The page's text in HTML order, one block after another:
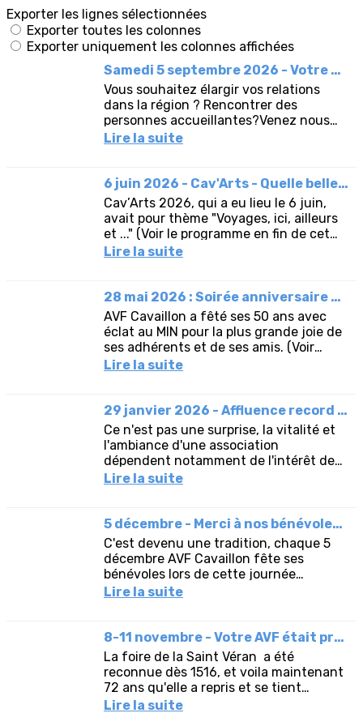
Exporter les lignes sélectionnées
Exporter toutes les colonnes
Exporter uniquement les colonnes affichées
Samedi 5 septembre 2026 - Votre AVF à la journée des associations
Vous souhaitez élargir vos relations
dans la région ? Rencontrer des
personnes accueillantes?Venez nous
rendre visite pour découvrir AVF
Lire la suite
6 juin 2026 - Cav'Arts - Quelle belle journée !
Cav’Arts 2026, qui a eu lieu le 6 juin,
avait pour thème "Voyages, ici, ailleurs
et ..." (Voir le programme en fin de cet
article).Trente-cinq écrivains, deux
Lire la suite
28 mai 2026 : Soirée anniversaire des 50 ans d'AVF Cavaillon
AVF Cavaillon a fêté ses 50 ans avec
éclat au MIN pour la plus grande joie de
ses adhérents et de ses amis. (Voir
aussi La Provence).La soirée a été
Lire la suite
29 janvier 2026 - Affluence record à l'Assemblée générale d'AVF Cavaillon.
Ce n'est pas une surprise, la vitalité et
l'ambiance d'une association
dépendent notamment de l'intérêt de
ses adhérents pour son bon
Lire la suite
5 décembre - Merci à nos bénévoles (Journée mondiale du bénévolat)
C'est devenu une tradition, chaque 5
décembre AVF Cavaillon fête ses
bénévoles lors de cette journée
instituée par l'ONU en 1985.Kofi Annan,
Lire la suite
8-11 novembre - Votre AVF était présent à la 72ème foire de Cavaillon
La foire de la Saint Véran a été
reconnue dès 1516, et voila maintenant
72 ans qu'elle a repris et se tient
chaque année. C'est un évènement
Lire la suite